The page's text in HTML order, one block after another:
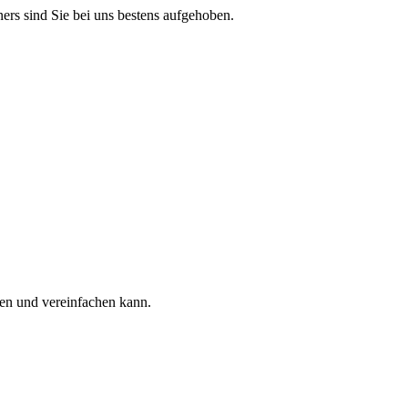
sind Sie bei uns bestens aufgehoben.
und vereinfachen kann.